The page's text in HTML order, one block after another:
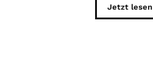
Jetzt lesen